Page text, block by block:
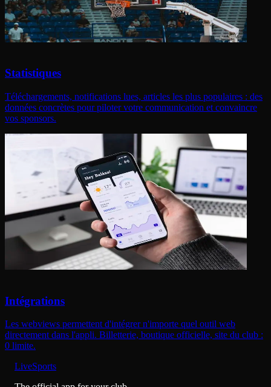
Statistiques
Téléchargements, notifications lues, articles les plus populaires : des
données concrètes pour piloter votre communication et convaincre
vos sponsors.
Intégrations
Les webviews permettent d'intégrer n'importe quel outil web
directement dans l'appli. Billetterie, boutique officielle, site du club :
0 limite.
LiveSports